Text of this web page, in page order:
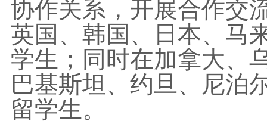
协作关系，开展合作交
英国、韩国、日本、马
学生；同时在加拿大、
巴基斯坦、约旦、尼泊
留学生。